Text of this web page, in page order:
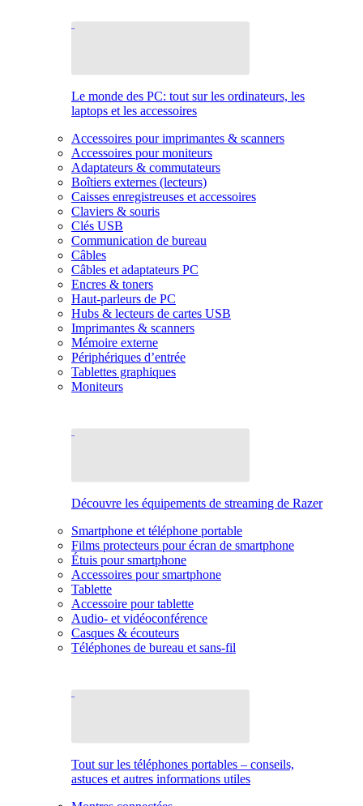
Le monde des PC: tout sur les ordinateurs, les
laptops et les accessoires
Accessoires pour imprimantes & scanners
Accessoires pour moniteurs
Adaptateurs & commutateurs
Boîtiers externes (lecteurs)
Caisses enregistreuses et accessoires
Claviers & souris
Clés USB
Communication de bureau
Câbles
Câbles et adaptateurs PC
Encres & toners
Haut-parleurs de PC
Hubs & lecteurs de cartes USB
Imprimantes & scanners
Mémoire externe
Périphériques d’entrée
Tablettes graphiques
Moniteurs
Découvre les équipements de streaming de Razer
Smartphone et téléphone portable
Films protecteurs pour écran de smartphone
Étuis pour smartphone
Accessoires pour smartphone
Tablette
Accessoire pour tablette
Audio- et vidéoconférence
Casques & écouteurs
Téléphones de bureau et sans-fil
Tout sur les téléphones portables – conseils,
astuces et autres informations utiles